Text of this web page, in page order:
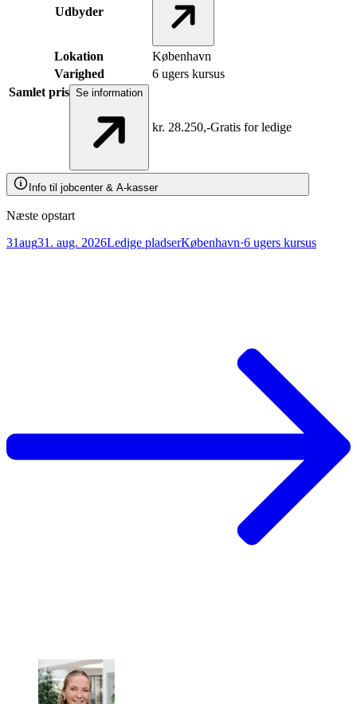
Udbyder
Lokation
København
Varighed
6 ugers kursus
Samlet pris Se information
kr. 28.250,-Gratis for ledige
Info til jobcenter & A-kasser
Næste opstart
31aug31. aug. 2026Ledige pladserKøbenhavn·6 ugers kursus